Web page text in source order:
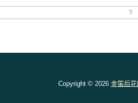
Copyright © 2026 金笛后花